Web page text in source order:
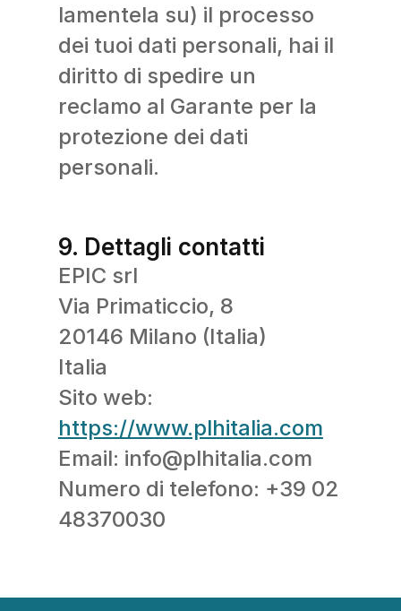
lamentela su) il processo
dei tuoi dati personali, hai il
diritto di spedire un
reclamo al Garante per la
protezione dei dati
personali.
9. Dettagli contatti
EPIC srl
Via Primaticcio, 8
20146 Milano (Italia)
Italia
Sito web:
https://www.plhitalia.com
Email: info@plhitalia.com
Numero di telefono: +39 02
48370030